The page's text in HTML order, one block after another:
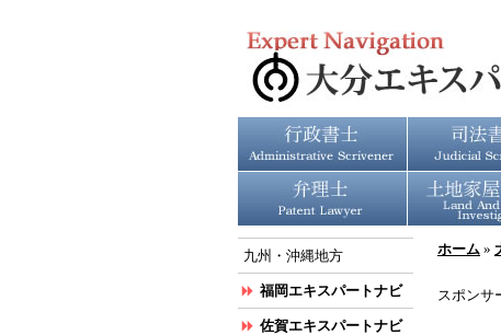
ホーム »
スポンサ
九州・沖縄地方
福岡エキスパートナビ
佐賀エキスパートナビ